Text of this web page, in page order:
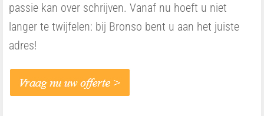
passie kan over schrijven. Vanaf nu hoeft u niet
langer te twijfelen: bij Bronso bent u aan het juiste
adres!